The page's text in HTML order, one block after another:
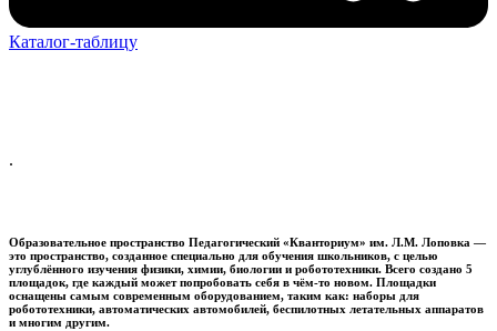
Каталог-таблицу
.
Образовательное пространство Педагогический «Кванториум» им. Л.М. Лоповка —
это пространство, созданное специально для обучения школьников, с целью
углублённого изучения физики, химии, биологии и робототехники. Всего создано 5
площадок, где каждый может попробовать себя в чём-то новом. Площадки
оснащены самым современным оборудованием, таким как: наборы для
робототехники, автоматических автомобилей, беспилотных летательных аппаратов
и многим другим.